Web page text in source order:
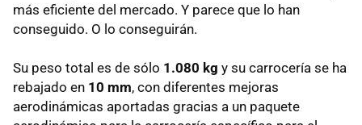
más eficiente del mercado. Y parece que lo han
conseguido. O lo conseguirán.
Su peso total es de sólo 1.080 kg y su carrocería se ha
rebajado en 10 mm, con diferentes mejoras
aerodinámicas aportadas gracias a un paquete